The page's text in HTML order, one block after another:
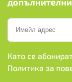
Като се
Политика за